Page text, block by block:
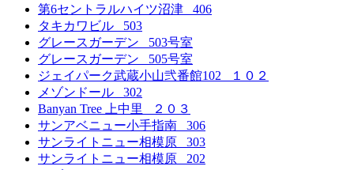
第6セントラルハイツ沼津 406
タキカワビル 503
グレースガーデン 503号室
グレースガーデン 505号室
ジェイパーク武蔵小山弐番館102 １０２
メゾンドール 302
Banyan Tree 上中里 ２０３
サンアベニュー小手指南 306
サンライトニュー相模原 303
サンライトニュー相模原 202